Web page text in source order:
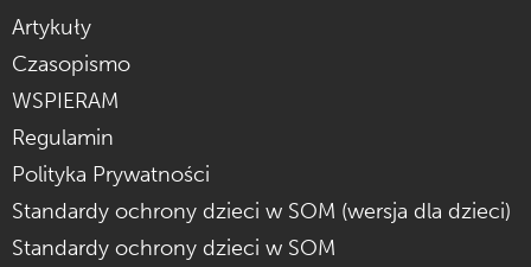
Artykuły
Czasopismo
WSPIERAM
Regulamin
Polityka Prywatności
Standardy ochrony dzieci w SOM (wersja dla dzieci)
Standardy ochrony dzieci w SOM